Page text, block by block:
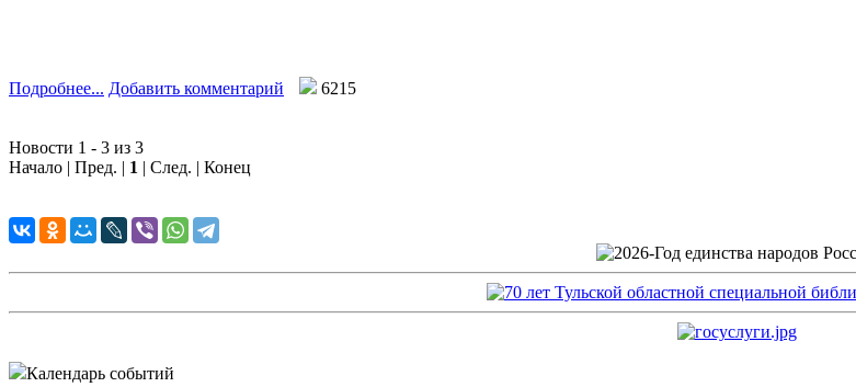
Подробнее... Добавить комментарий 6215
Новости 1 - 3 из 3
Начало | Пред. | 1 | След. | Конец
Календарь событий